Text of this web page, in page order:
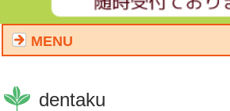
MENU
dentaku